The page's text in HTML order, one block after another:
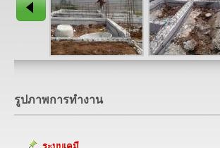
รูปภาพการทำงาน